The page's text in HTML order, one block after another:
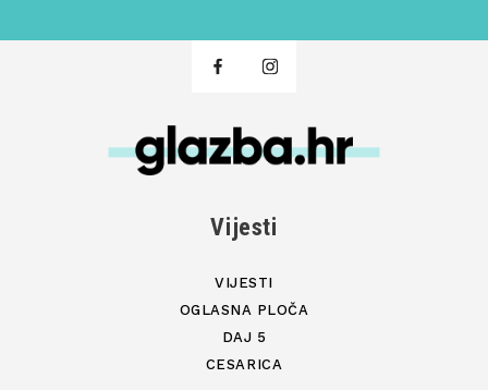
Vijesti
VIJESTI
OGLASNA PLOČA
DAJ 5
CESARICA